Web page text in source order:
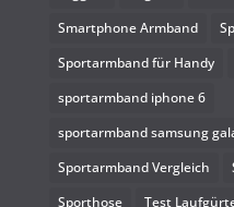
Smartphone Armband
Sportarmband für Handy
sportarmband iphone 6
sportarmband samsung
Sportarmband Vergleich
Sporthose
Test